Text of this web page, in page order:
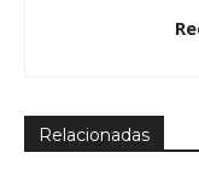
Relacionadas